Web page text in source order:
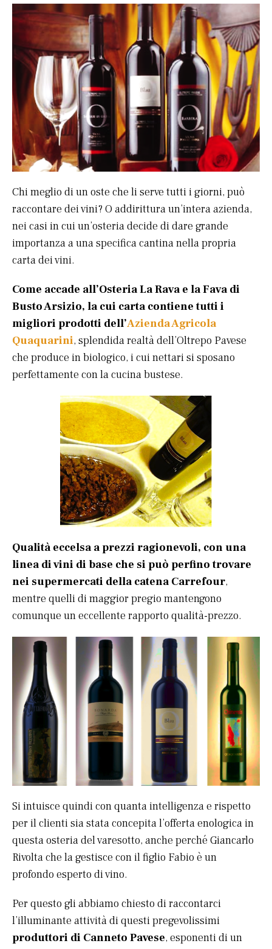
Chi meglio di un oste che li serve tutti i giorni, può
raccontare dei vini? O addirittura un’intera azienda,
nei casi in cui un’osteria decide di dare grande
importanza a una specifica cantina nella propria
carta dei vini.
Come accade all’Osteria La Rava e la Fava di
Busto Arsizio, la cui carta contiene tutti i
migliori prodotti dell’Azienda Agricola
Quaquarini, splendida realtà dell’Oltrepo Pavese
che produce in biologico, i cui nettari si sposano
perfettamente con la cucina bustese.
Qualità eccelsa a prezzi ragionevoli, con una
linea di vini di base che si può perfino trovare
nei supermercati della catena Carrefour,
mentre quelli di maggior pregio mantengono
comunque un eccellente rapporto qualità-prezzo.
Si intuisce quindi con quanta intelligenza e rispetto
per il clienti sia stata concepita l’offerta enologica in
questa osteria del varesotto, anche perché Giancarlo
Rivolta che la gestisce con il figlio Fabio è un
profondo esperto di vino.
Per questo gli abbiamo chiesto di raccontarci
l’illuminante attività di questi pregevolissimi
produttori di Canneto Pavese, esponenti di un